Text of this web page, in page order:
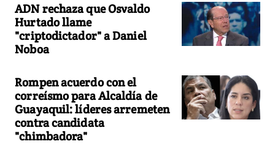
ADN rechaza que Osvaldo
Hurtado llame
"criptodictador" a Daniel
Noboa
Rompen acuerdo con el
correísmo para Alcaldía de
Guayaquil: líderes arremeten
contra candidata
"chimbadora"